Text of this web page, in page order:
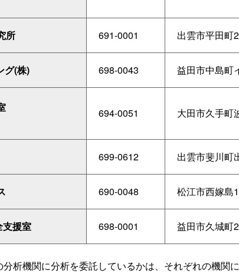
所 691-0001 出雲市平田町
グ(株) 698-0043 益田市中島町
694-0051 大田市久手町
699-0612 出雲市斐川町
690-0048 松江市西嫁島
援室 698-0001 益田市久城町
析機関に分析を委託しているかは、それぞれの機関